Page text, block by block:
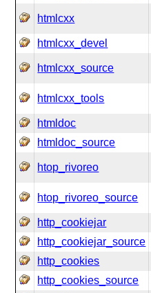
htmlcxx
htmlcxx_devel
htmlcxx_source
htmlcxx_tools
htmldoc
htmldoc_source
htop_rivoreo
htop_rivoreo_source
http_cookiejar
http_cookiejar_source
http_cookies
http_cookies_source